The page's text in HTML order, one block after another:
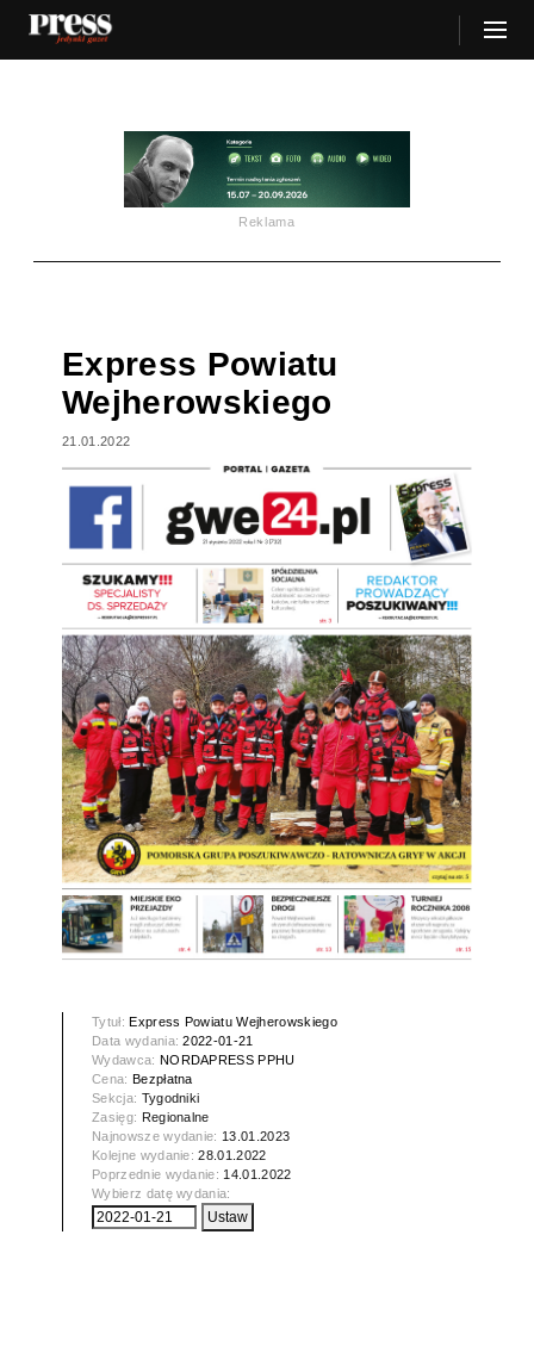
Reklama
Express Powiatu
Wejherowskiego
21.01.2022
Tytuł:Express Powiatu Wejherowskiego
Data wydania:2022-01-21
Wydawca: NORDAPRESS PPHU
Cena: Bezpłatna
Sekcja: Tygodniki
Zasięg: Regionalne
Najnowsze wydanie: 13.01.2023
Kolejne wydanie:28.01.2022
Poprzednie wydanie: 14.01.2022
Wybierz datę wydania: